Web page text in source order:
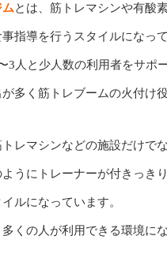
とは、筋トレマシンや有酸
指導を行うスタイルになって
3人と少人数の利用者をサポ
多く筋トレブームの火付け
レマシンなどの施設だけで
うにトレーナーが付きっき
ルになっています。
くの人が利用できる環境に